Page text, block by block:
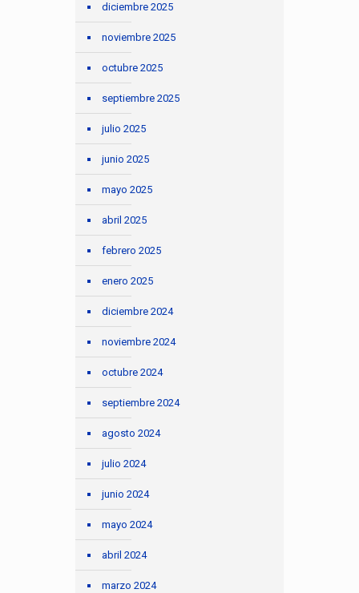
diciembre 2025
noviembre 2025
octubre 2025
septiembre 2025
julio 2025
junio 2025
mayo 2025
abril 2025
febrero 2025
enero 2025
diciembre 2024
noviembre 2024
octubre 2024
septiembre 2024
agosto 2024
julio 2024
junio 2024
mayo 2024
abril 2024
marzo 2024